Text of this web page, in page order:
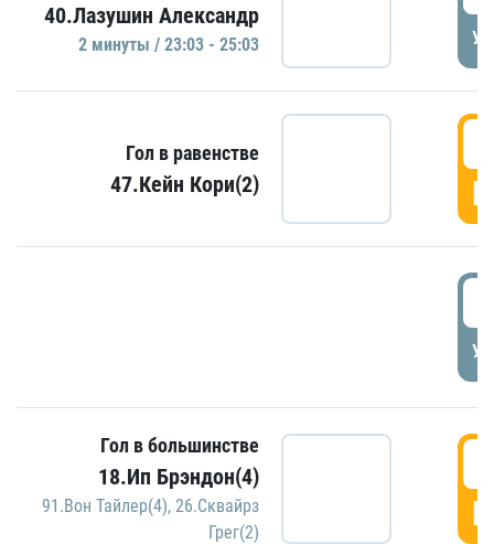
40.Лазушин Александр
2 минуты / 23:03 - 25:03
Гол в равенстве
47.Кейн Кори(2)
Гол в большинстве
18.Ип Брэндон(4)
91.Вон Тайлер(4), 26.Сквайрз
Грег(2)